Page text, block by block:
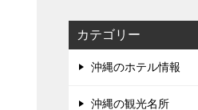
カテゴリー
沖縄のホテル情報
沖縄の観光名所